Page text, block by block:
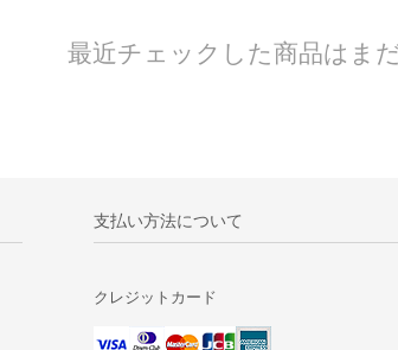
最近チェックした商品はま
支払い方法について
クレジットカード